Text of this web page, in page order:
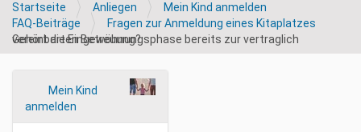
Startseite Anliegen
Mein Kind anmelden
FAQ-Beiträge
Fragen zur Anmeldung eines Kitaplatzes
Gehört die Eingewöhnungsphase bereits zur vertraglich vereinbarten Betreuung?
a
Mein Kind
anmelden